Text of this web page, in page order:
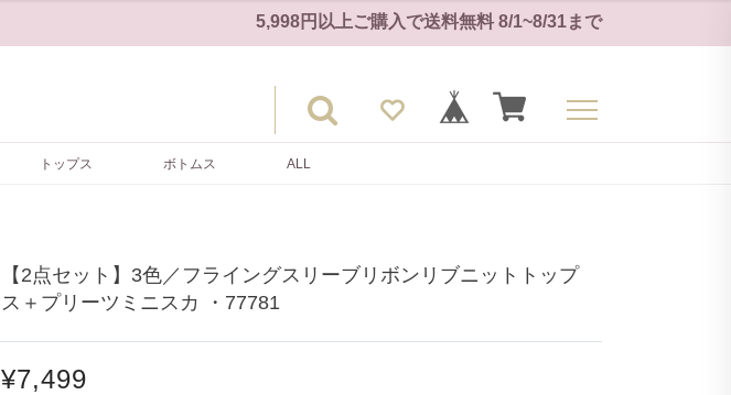
5,998円以上ご購入で送料無料 8/1~8/31まで
トップス ボトムス ALL
【2点セット】3色／フライングスリーブリボンリブニットトップ
ス＋プリーツミニスカ ・77781
¥7,499